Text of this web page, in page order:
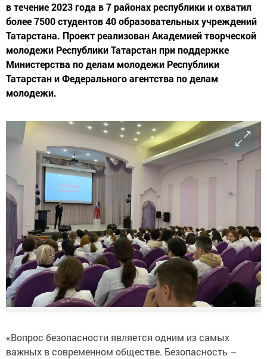
в течение 2023 года в 7 районах республики и охватил
более 7500 студентов 40 образовательных учреждений
Татарстана. Проект реализован Академией творческой
молодежи Республики Татарстан при поддержке
Министерства по делам молодежи Республики
Татарстан и Федерального агентства по делам
молодежи.
«Вопрос безопасности является одним из самых
важных в современном обществе. Безопасность –